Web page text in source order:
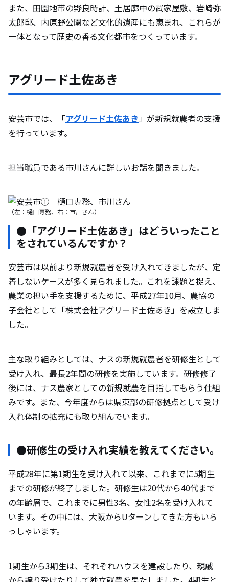
また、田園地帯の野良時計、土居廓中の武家屋敷、岩崎弥
太郎邸、内原野公園など文化的遺産にも恵まれ、これらが
一体となって歴史の香る文化都市をつくっています。
アグリード土佐あき
安芸市では、「アグリード土佐あき 」が新規就農者の支援
を行っています。
担当職員である市川さんに詳しいお話を聞きました。
（左：樋口専務、右：市川さん）
●「アグリード土佐あき」はどういったこと
をされているんですか？
安芸市は以前より新規就農者を受け入れてきましたが、定
着しないケースが多く見られました。これを課題と捉え、
農業の担い手を支援するために、平成27年10月、農協の
子会社として「株式会社アグリード土佐あき」を設立しま
した。
主な取り組みとしては、ナスの新規就農者を研修生として
受け入れ、最長2年間の研修を実施しています。研修修了
後には、ナス農家としての新規就農を目指してもらう仕組
みです。また、今年度からは県東部の研修拠点として受け
入れ体制の拡充にも取り組んでいます。
●研修生の受け入れ実績を教えてください。
平成28年に第1期生を受け入れて以来、これまでに5期生
までの研修が終了しました。研修生は20代から40代まで
の年齢層で、これまでに男性3名、女性2名を受け入れて
います。その中には、大阪からUターンしてきた方もいら
っしゃいます。
1期生から3期生は、それぞれハウスを建設したり、親戚